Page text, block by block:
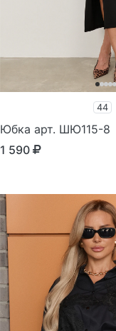
44
Юбка арт. ШЮ115-8
1 590